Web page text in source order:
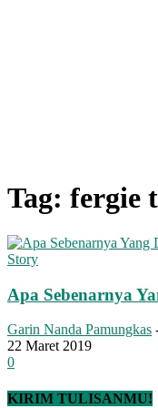
Tag: fergie
Story
Apa Sebenarnya
Garin Nanda Pamungkas
22 Maret 2019
0
KIRIM TULISANMU!